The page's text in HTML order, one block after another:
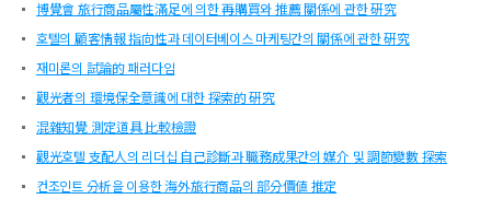
博覺會 旅行商品屬性滿足에 의한 再購買와 推薦 關係에 관한 硏究
호텔의 顧客情報 指向性과 데이터베이스 마케팅간의 關係에 관한 硏究
재미론의 試論的 패러다임
觀光者의 環境保全意識에 대한 探索的 硏究
混雜知覺 測定道具 比較檢證
觀光호텔 支配人의 리더십 自己診斷과 職務成果간의 媒介 및 調節變數 探索
컨조인트 分析을 이용한 海外旅行商品의 部分價値 推定